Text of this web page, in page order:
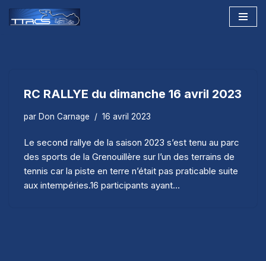
RC RALLYE du dimanche 16 avril 2023
par Don Carnage 16 avril 2023
Le second rallye de la saison 2023 s’est tenu au parc
des sports de la Grenouillère sur l’un des terrains de
tennis car la piste en terre n’était pas praticable suite
aux intempéries.16 participants ayant…